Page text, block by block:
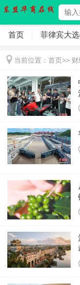
首页 菲律宾大
当前位置： 首页>>